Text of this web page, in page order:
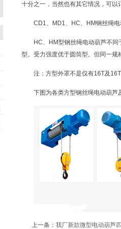
十分之一，当然也有其它情况，可以
CD1、MD1、HC、HM钢丝绳
HC、HM型钢丝绳电动葫芦不
型。受力强度优于圆筒型。但同一
注：方型外罩不是仅有16T及
下图为各类方型钢丝绳电动葫芦
上一条： 我厂新款微型电动葫芦